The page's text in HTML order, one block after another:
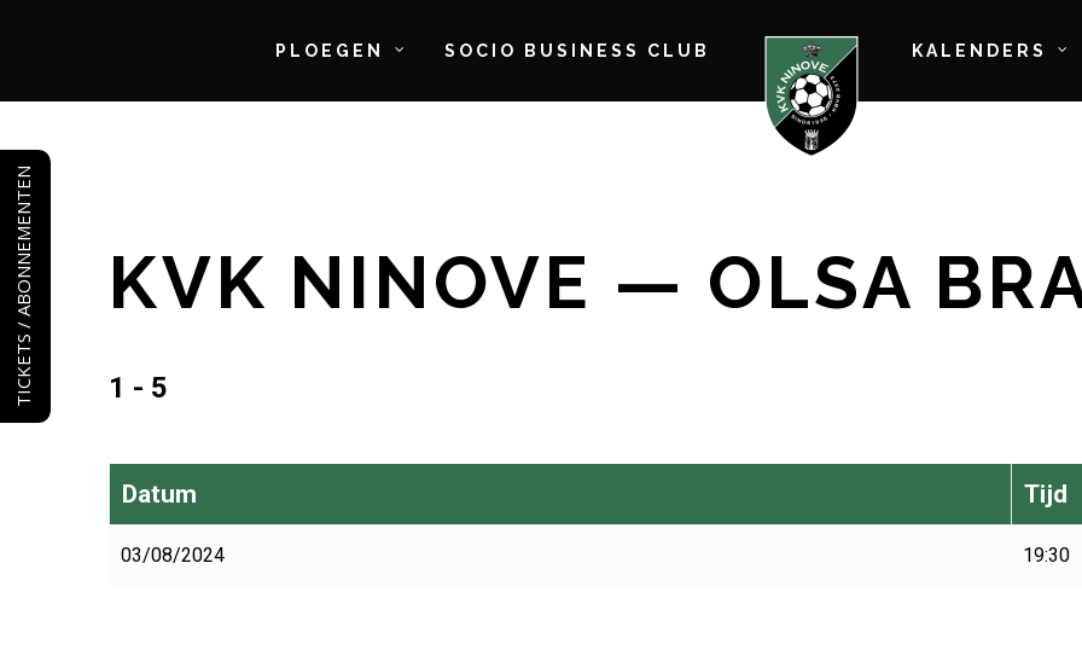
to
main
content
PLOEGEN SOCIO BUSINESS CLUB KALENDERS
KVK NINOVE — OLSA
1 - 5
Datum Tijd
03/08/2024 19:30
TICKETS / ABONNEMENTEN